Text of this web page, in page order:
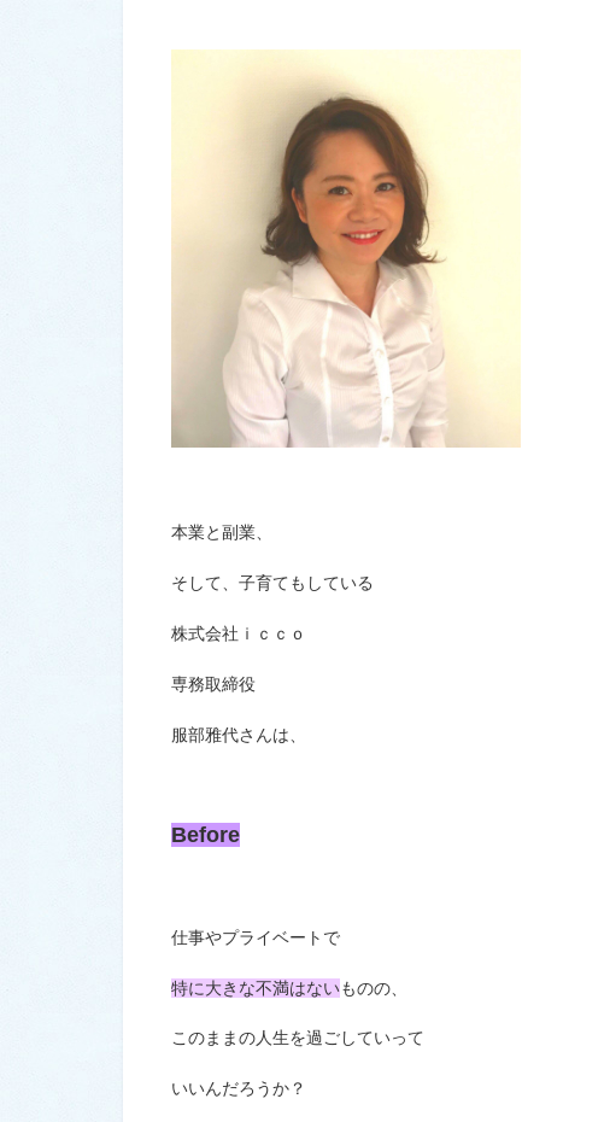
本業と副業、
そして、子育てもしている
株式会社ｉｃｃｏ
専務取締役
服部雅代さんは、
Before
仕事やプライベートで
特に大きな不満はないものの、
このままの人生を過ごしていって
いいんだろうか？